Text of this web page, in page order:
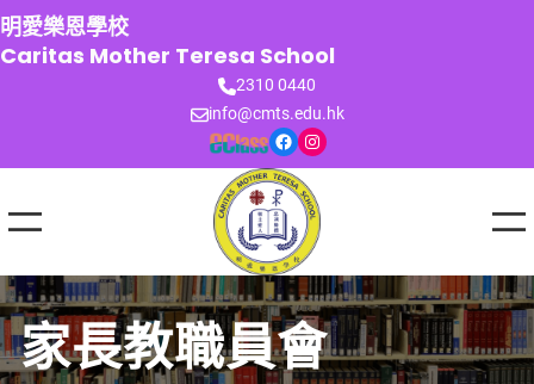
跳
至
主
明愛樂恩學校
Caritas Mother Teresa School
2310 0440
info@cmts.edu.hk
Facebook Instagram
家長教職員會